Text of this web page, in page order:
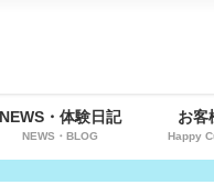
NEWS・体験日記
NEWS・BLOG
お客
Happy